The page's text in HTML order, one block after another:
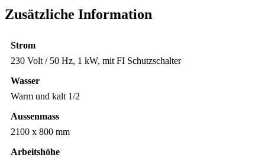
Zusätzliche Information
Strom
230 Volt / 50 Hz, 1 kW, mit FI Schutzschalter
Wasser
Warm und kalt 1/2
Aussenmass
2100 x 800 mm
Arbeitshöhe